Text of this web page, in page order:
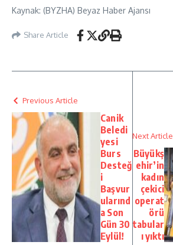
Kaynak: (BYZHA) Beyaz Haber Ajansı
Share Article
Previous Article
Canik
Beledi
yesi
Burs
Desteğ
i
Başvur
ularınd
a Son
Gün 30
Eylül!
Next Article
Büyükş
ehir’in
kadın
çekici
operat
örü
tabular
ı yıktı